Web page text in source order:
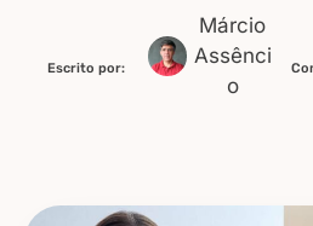
Escrito por:
Márcio
Assênci
o